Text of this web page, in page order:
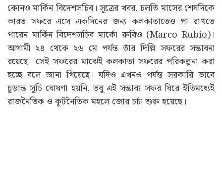
কোনও মার্কিন বিদেশসচিব। সূত্রের খবর, চলতি মাসের শেষদিকে
ভারত সফরে এসে একদিনের জন্য কলকাতাতেও পা রাখতে
পারেন মার্কিন বিদেশসচিব মার্কো রুবিও (Marco Rubio)।
আগামী ২৪ থেকে ২৬ মে পর্যন্ত তাঁর দিল্লি সফরের সম্ভাবনা
রয়েছে। সেই সফরের মাঝেই কলকাতা সফরের পরিকল্পনা করা
হচ্ছে বলে জানা গিয়েছে। যদিও এখনও পর্যন্ত সরকারি ভাবে
চূড়ান্ত সূচি ঘোষণা হয়নি, তবু এই সম্ভাব্য সফর ঘিরে ইতিমধ্যেই
রাজনৈতিক ও কূটনৈতিক মহলে জোর চর্চা শুরু হয়েছে।